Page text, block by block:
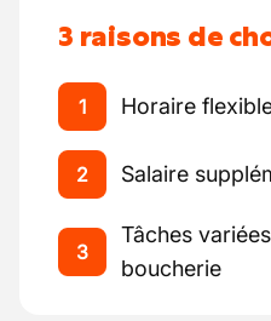
3 raisons de
1 Horaire
2 Salaire
3
Tâches
boucherie